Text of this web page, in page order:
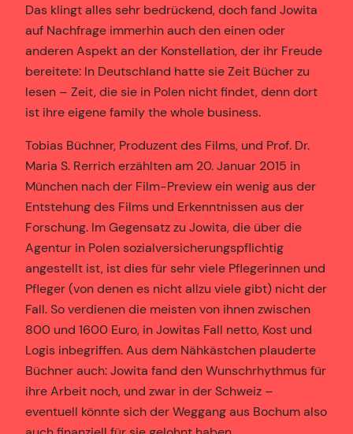
Das klingt alles sehr bedrückend, doch fand Jowita
auf Nachfrage immerhin auch den einen oder
anderen Aspekt an der Konstellation, der ihr Freude
bereitete: In Deutschland hatte sie Zeit Bücher zu
lesen – Zeit, die sie in Polen nicht findet, denn dort
ist ihre eigene family the whole business.
Tobias Büchner, Produzent des Films, und Prof. Dr.
Maria S. Rerrich erzählten am 20. Januar 2015 in
München nach der Film-Preview ein wenig aus der
Entstehung des Films und Erkenntnissen aus der
Forschung. Im Gegensatz zu Jowita, die über die
Agentur in Polen sozialversicherungspflichtig
angestellt ist, ist dies für sehr viele Pflegerinnen und
Pfleger (von denen es nicht allzu viele gibt) nicht der
Fall. So verdienen die meisten von ihnen zwischen
800 und 1600 Euro, in Jowitas Fall netto, Kost und
Logis inbegriffen. Aus dem Nähkästchen plauderte
Büchner auch: Jowita fand den Wunschrhythmus für
ihre Arbeit noch, und zwar in der Schweiz –
eventuell könnte sich der Weggang aus Bochum also